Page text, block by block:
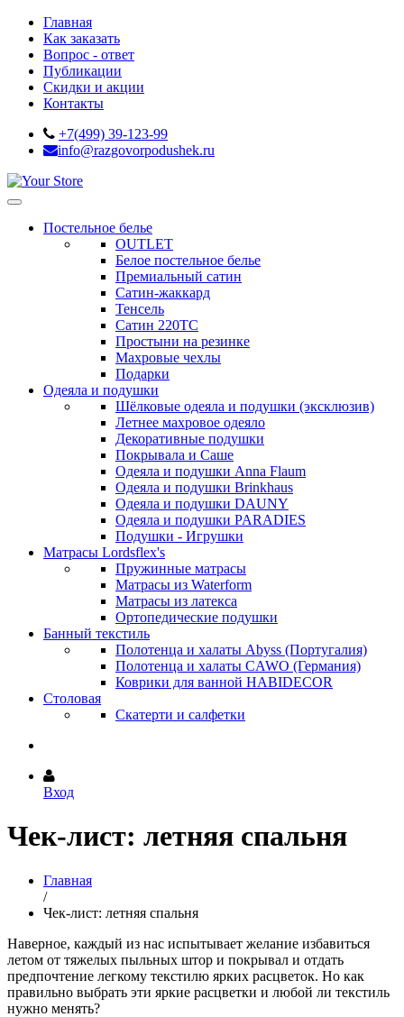
Главная
Как заказать
Вопрос - ответ
Публикации
Скидки и акции
Контакты
+7(499) 39-123-99
info@razgovorpodushek.ru
Постельное белье
OUTLET
Белое постельное белье
Премиальный сатин
Сатин-жаккард
Тенсель
Сатин 220ТС
Простыни на резинке
Махровые чехлы
Подарки
Одеяла и подушки
Шёлковые одеяла и подушки (эксклюзив)
Летнее махровое одеяло
Декоративные подушки
Покрывала и Саше
Одеяла и подушки Anna Flaum
Одеяла и подушки Brinkhaus
Одеяла и подушки DAUNY
Одеяла и подушки PARADIES
Подушки - Игрушки
Матрасы Lordsflex's
Пружинные матрасы
Матрасы из Waterform
Матрасы из латекса
Ортопедические подушки
Банный текстиль
Полотенца и халаты Abyss (Португалия)
Полотенца и халаты CAWO (Германия)
Коврики для ванной HABIDECOR
Столовая
Скатерти и салфетки
Вход
Чек-лист: летняя спальня
Главная
/
Чек-лист: летняя спальня
Наверное, каждый из нас испытывает желание избавиться
летом от тяжелых пыльных штор и покрывал и отдать
предпочтение легкому текстилю ярких расцветок. Но как
правильно выбрать эти яркие расцветки и любой ли текстиль
нужно менять?